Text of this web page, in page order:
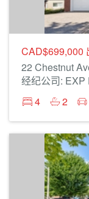
CAD$699,000
22 Chestnut
经纪公司: EXP
4
2